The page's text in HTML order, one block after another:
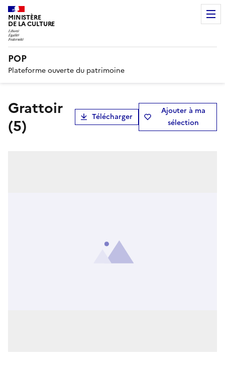
MINISTÈRE
DE LA CULTURE
POP
Plateforme ouverte du patrimoine
grattoir
(5)
Télécharger
Ajouter à ma
sélection